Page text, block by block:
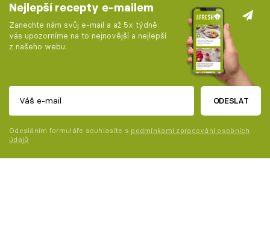
Nejlepší recepty e-mailem
Zanechte nám svůj e-mail a až 5x týdně
vás upozorníme na to nejnovější a nejlepší
z našeho webu.
ODESLAT
Odesláním formuláře souhlasíte s podmínkami zpracování osobních
údajů